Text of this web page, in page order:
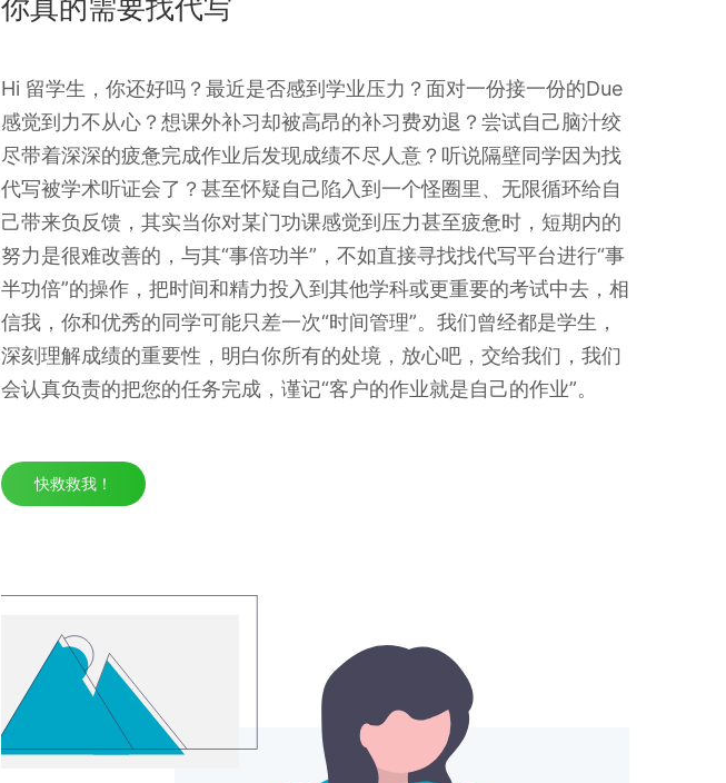
你真的需要找代写
Hi 留学生，你还好吗？最近是否感到学业压力？面对一份接一份的Due
感觉到力不从心？想课外补习却被高昂的补习费劝退？尝试自己脑汁绞
尽带着深深的疲惫完成作业后发现成绩不尽人意？听说隔壁同学因为找
代写被学术听证会了？甚至怀疑自己陷入到一个怪圈里、无限循环给自
己带来负反馈，其实当你对某门功课感觉到压力甚至疲惫时，短期内的
努力是很难改善的，与其“事倍功半”，不如直接寻找找代写平台进行“事
半功倍”的操作，把时间和精力投入到其他学科或更重要的考试中去，相
信我，你和优秀的同学可能只差一次“时间管理”。我们曾经都是学生，
深刻理解成绩的重要性，明白你所有的处境，放心吧，交给我们，我们
会认真负责的把您的任务完成，谨记“客户的作业就是自己的作业”。
快救救我！